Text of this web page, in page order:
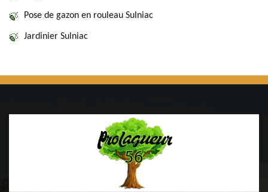
Pose de gazon en rouleau Sulniac
Jardinier Sulniac